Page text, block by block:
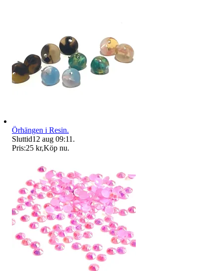
Örhängen i Resin.
Sluttid12 aug 09:11 .
Pris:25 kr,Köp nu.